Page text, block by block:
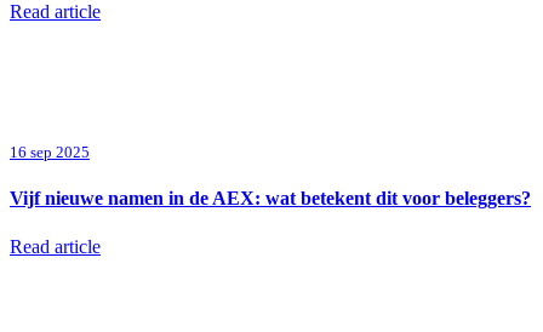
Read article
16 sep 2025
Vijf nieuwe namen in de AEX: wat betekent dit voor beleggers?
Read article